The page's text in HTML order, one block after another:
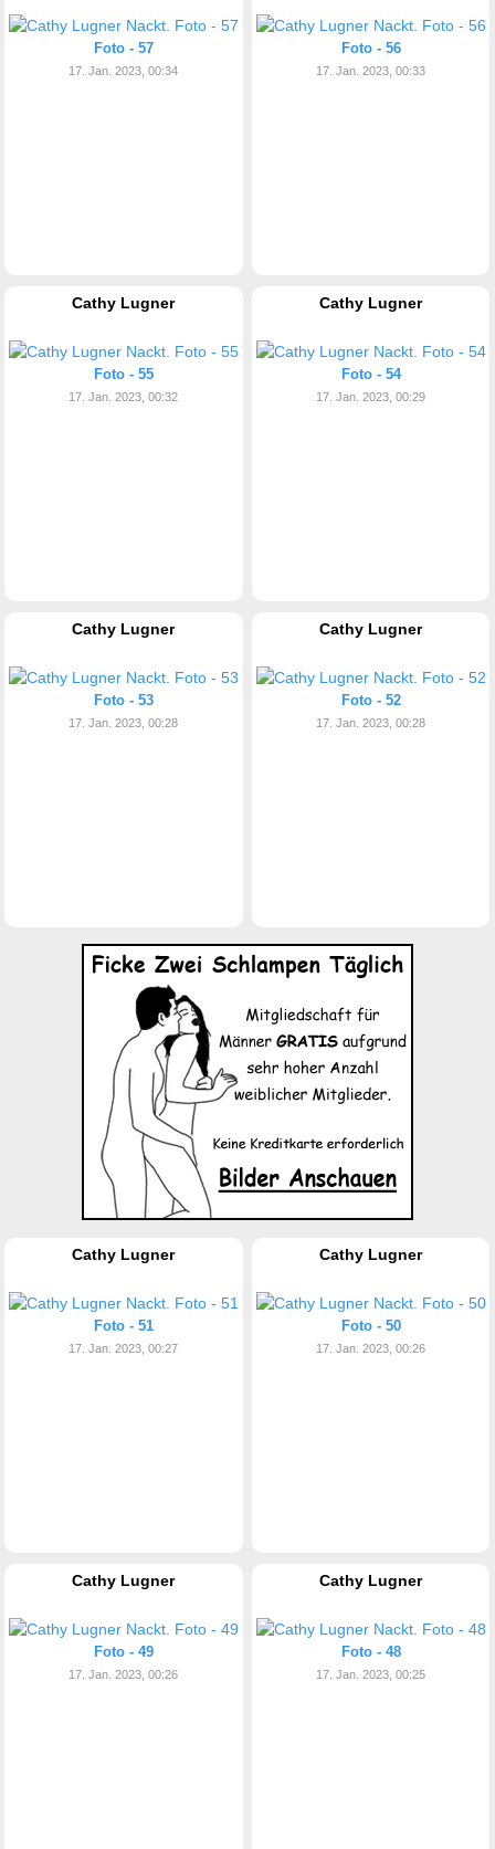
Foto - 57
17. Jan. 2023, 00:34
Foto - 56
17. Jan. 2023, 00:33
Cathy Lugner
Foto - 55
17. Jan. 2023, 00:32
Cathy Lugner
Foto - 54
17. Jan. 2023, 00:29
Cathy Lugner
Foto - 53
17. Jan. 2023, 00:28
Cathy Lugner
Foto - 52
17. Jan. 2023, 00:28
Cathy Lugner
Foto - 51
17. Jan. 2023, 00:27
Cathy Lugner
Foto - 50
17. Jan. 2023, 00:26
Cathy Lugner
Foto - 49
17. Jan. 2023, 00:26
Cathy Lugner
Foto - 48
17. Jan. 2023, 00:25